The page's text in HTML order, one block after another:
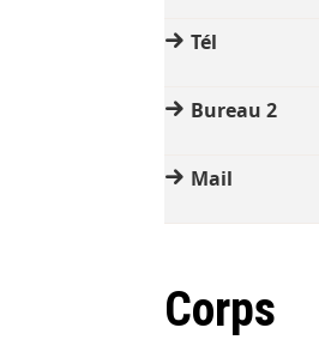
Tél
Bureau 2
Mail
Corps